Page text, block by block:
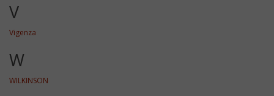
V
Vigenza
W
WILKINSON